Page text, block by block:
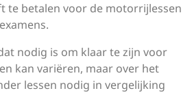
te betalen voor de motorrijlessen
nodig is om klaar te zijn voor
kan variëren, maar over het
lessen nodig in vergelijking